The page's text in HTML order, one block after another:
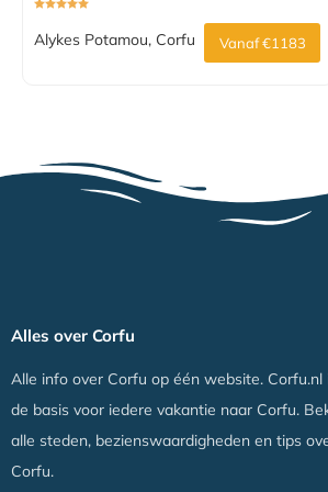
Alykes Potamou, Corfu Vanaf €1183
Alles over Corfu
Alle info over Corfu op één website. Corfu.nl
de basis voor iedere vakantie naar Corfu.
alle steden, bezienswaardigheden en tips
Corfu.